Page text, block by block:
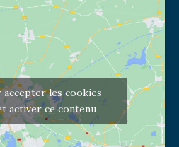
les cookies
activer ce contenu